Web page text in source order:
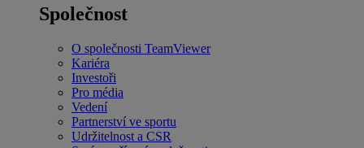
Společnost
O společnosti TeamViewer
Kariéra
Investoři
Pro média
Vedení
Partnerství ve sportu
Udržitelnost a CSR